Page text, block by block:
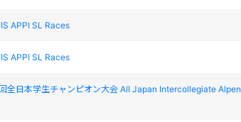
APPI SL Races
APPI SL Races
全日本学生チャンピオン大会 AII Japan Intercollegiate Alpen